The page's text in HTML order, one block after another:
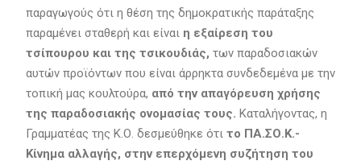
παραγωγούς ότι η θέση της δημοκρατικής παράταξης
παραμένει σταθερή και είναιη εξαίρεση του
τσίπουρου και της τσικουδιάς, των παραδοσιακών
αυτών προϊόντων που είναι άρρηκτα συνδεδεμένα με την
τοπική μας κουλτούρα, από την απαγόρευση χρήσης
της παραδοσιακής ονομασίας τους. Καταλήγοντας, η
Γραμματέας της Κ.Ο. δεσμεύθηκε ότι το ΠΑ.ΣΟ.Κ.-
Κίνημα αλλαγής, στην επερχόμενη συζήτηση του